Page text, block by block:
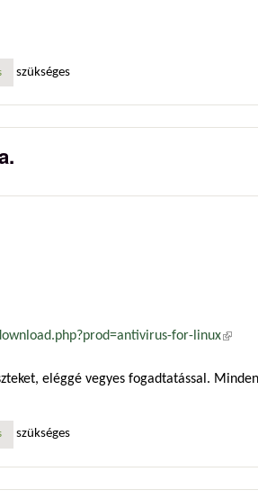
hivatkozás)
szükséges
for-linux(külső
eléggé vegyes fogadtatással.
szükséges